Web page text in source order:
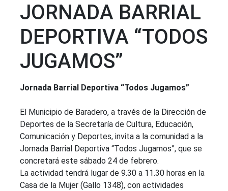
JORNADA BARRIAL
DEPORTIVA “TODOS
JUGAMOS”
Jornada Barrial Deportiva “Todos Jugamos”
El Municipio de Baradero, a través de la Dirección de
Deportes de la Secretaría de Cultura, Educación,
Comunicación y Deportes, invita a la comunidad a la
Jornada Barrial Deportiva “Todos Jugamos”, que se
concretará este sábado 24 de febrero.
La actividad tendrá lugar de 9.30 a 11.30 horas en la
Casa de la Mujer (Gallo 1348), con actividades